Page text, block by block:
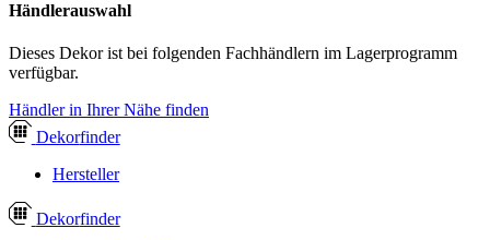
Händlerauswahl
Dieses Dekor ist bei folgenden Fachhändlern im Lagerprogramm
verfügbar.
Händler in Ihrer Nähe finden
Dekorfinder
Hersteller
Dekorfinder